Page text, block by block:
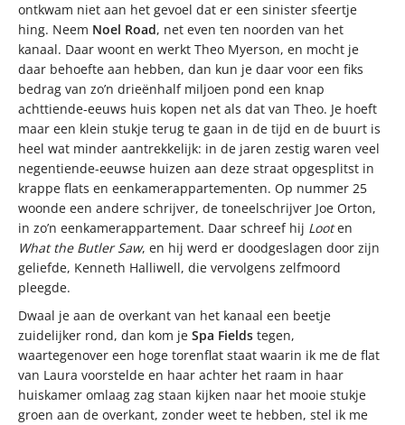
ontkwam niet aan het gevoel dat er een sinister sfeertje
hing. Neem Noel Road, net even ten noorden van het
kanaal. Daar woont en werkt Theo Myerson, en mocht je
daar behoefte aan hebben, dan kun je daar voor een fiks
bedrag van zo’n drieënhalf miljoen pond een knap
achttiende-eeuws huis kopen net als dat van Theo. Je hoeft
maar een klein stukje terug te gaan in de tijd en de buurt is
heel wat minder aantrekkelijk: in de jaren zestig waren veel
negentiende-eeuwse huizen aan deze straat opgesplitst in
krappe flats en eenkamerappartementen. Op nummer 25
woonde een andere schrijver, de toneelschrijver Joe Orton,
in zo’n eenkamerappartement. Daar schreef hij Looten
What the Butler Saw, en hij werd er doodgeslagen door zijn
geliefde, Kenneth Halliwell, die vervolgens zelfmoord
pleegde.
Dwaal je aan de overkant van het kanaal een beetje
zuidelijker rond, dan kom je Spa Fields tegen,
waartegenover een hoge torenflat staat waarin ik me de flat
van Laura voorstelde en haar achter het raam in haar
huiskamer omlaag zag staan kijken naar het mooie stukje
groen aan de overkant, zonder weet te hebben, stel ik me